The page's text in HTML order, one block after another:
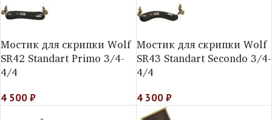
Мостик для скрипки Wolf
SR42 Standart Primo 3/4-
4/4
4 500₽
Мостик для скрипки Wolf
SR43 Standart Secondo 3/4-
4/4
4 300₽